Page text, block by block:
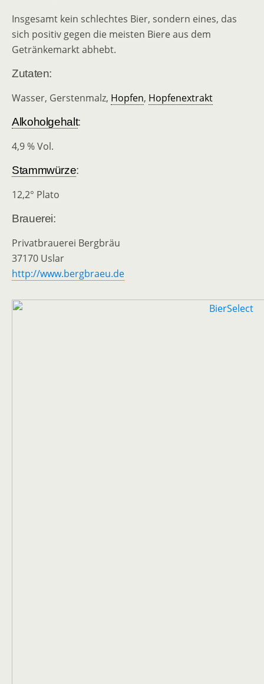
Insgesamt kein schlechtes Bier, sondern eines, das
sich positiv gegen die meisten Biere aus dem
Getränkemarkt abhebt.
Zutaten:
Wasser, Gerstenmalz, Hopfen, Hopfenextrakt
Alkoholgehalt:
4,9 % Vol.
Stammwürze:
12,2° Plato
Brauerei:
Privatbrauerei Bergbräu
37170 Uslar
http://www.bergbraeu.de